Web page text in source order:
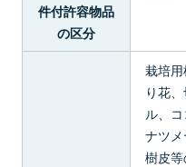
件付許容物品
の区分
栽培
り花
ル、
ナツメ
樹皮